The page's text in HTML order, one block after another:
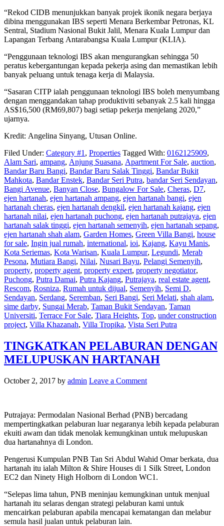
“Rekod CIDB menunjukkan banyak projek ikonik negara berjaya
dibina menggunakan IBS seperti Menara Berkembar Petronas, KL
Sentral, Stadium Nasional Bukit Jalil, Menara Kuala Lumpur dan
Lapangan Terbang Antarabangsa Kuala Lumpur (KLIA).
“Penggunaan teknologi IBS akan mengurangkan sehingga 50
peratus kebergantungan kepada pekerja asing dan memastikan lebih
banyak peluang untuk tenaga kerja di Malaysia.
“Sasaran CITP ialah penggunaan teknologi IBS boleh me­nyumbang
dengan menggandakan tahap produktiviti sebanyak 2.5 kali hingga
AS$16,500 (RM69,807) bagi setiap pekerja menjelang 2020,”
ujarnya.
Kredit: Angelina Sinyang, Utusan Online.
Filed Under: Category #1 , Properties Tagged With: 0162125909,
Alam Sari, ampang, Anjung Suasana, Apartment For Sale, auction,
Bandar Baru Bangi, Bandar Baru Salak Tinggi, Bandar Bukit
Mahkota, Bandar Enstek, Bandar Seri Putra, bandar Seri Sendayan,
Bangi Avenue, Banyan Close, Bungalow For Sale, Cheras, D7,
ejen hartanah, ejen hartanah ampang, ejen hartanah bangi, ejen
hartanah cheras, ejen hartanah dengkil, ejen hartanah kajang, ejen
hartanah nilai, ejen hartanah puchong, ejen hartanah putrajaya, ejen
hartanah salak tinggi, ejen hartanah semenyih, ejen hartanah sepang,
ejen hartanah shah alam, Garden Homes, Green Villa Bangi, house
for sale, Ingin jual rumah, international, ioi, Kajang, Kayu Manis,
Kota Seriemas, Kota Warisan, Kuala Lumpur, Legundi, Merab
Pesona, Mutiara Bangi, Nilai, Nusari Bayu, Pelangi Semenyih,
property, property agent, property expert, property negotiator,
Puchong, Putra Damai, Putra Kajang, Putrajaya, real estate agent,
Rescom, Rosniza, Rumah untuk dijual, Semenyih, Semi D,
Sendayan, Serdang, Seremban, Seri Bangi, Seri Melati, shah alam,
sime darby, Sungai Merab, Taman Bukit Sendayan, Taman
Universiti, Terrace For Sale, Tiara Heights, Top, under construction
project, Villa Khazanah, Villa Tropika, Vista Seri Putra
TINGKATKAN PELABURAN DENGAN
MELUPUSKAN HARTANAH
October 2, 2017 by admin Leave a Comment
Putrajaya: Permodalan Nasional Berhad (PNB) bercadang
mempertingkatkan pelaburan luar negaranya lebih kepada pelaburan
ekuiti awam dan tidak menolak kemungkinan untuk melupuskan
dua hartanahnya di London.
Pengerusi Kumpulan PNB Tan Sri Abdul Wahid Omar berkata, dua
hartanah itu ialah Milton & Shire Houses di 1 Silk Street, London
EC2 dan Ninety High Holborn di London WC1.
“Selepas lima tahun, PNB meninjau kemungkinan untuk menjual
hartanah itu selaras dengan strategi pelaburan kami untuk
mencairkan pelaburan apabila mencapai kematangan dan melabur
semula hasil jualan untuk pelaburan lain.